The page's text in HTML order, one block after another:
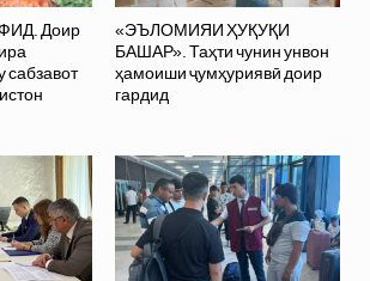
Доир
сабзавот
«ЭЪЛОМИЯИ ҲУҚУҚИ
БАШАР». Таҳти чунин унвон
ҳамоиши ҷумҳуриявӣ доир
гардид